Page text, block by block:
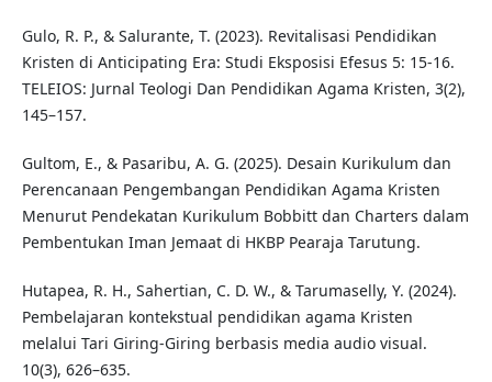
Gulo, R. P., & Salurante, T. (2023). Revitalisasi Pendidikan
Kristen di Anticipating Era: Studi Eksposisi Efesus 5: 15-16.
TELEIOS: Jurnal Teologi Dan Pendidikan Agama Kristen, 3(2),
145–157.
Gultom, E., & Pasaribu, A. G. (2025). Desain Kurikulum dan
Perencanaan Pengembangan Pendidikan Agama Kristen
Menurut Pendekatan Kurikulum Bobbitt dan Charters dalam
Pembentukan Iman Jemaat di HKBP Pearaja Tarutung.
Hutapea, R. H., Sahertian, C. D. W., & Tarumaselly, Y. (2024).
Pembelajaran kontekstual pendidikan agama Kristen
melalui Tari Giring-Giring berbasis media audio visual.
10(3), 626–635.